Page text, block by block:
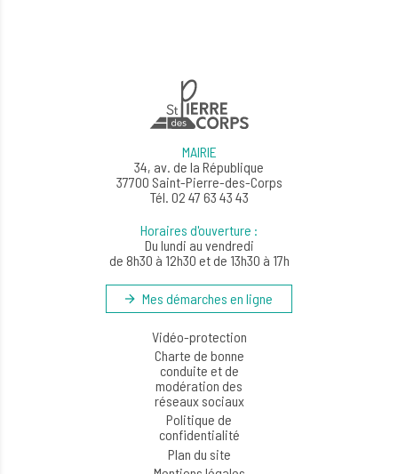
MAIRIE
34, av. de la République
37700 Saint-Pierre-des-Corps
Tél. 02 47 63 43 43
Horaires d'ouverture :
Du lundi au vendredi
de 8h30 à 12h30 et de 13h30 à 17h
Mes démarches en ligne
Vidéo-protection
Charte de bonne
conduite et de
modération des
réseaux sociaux
Politique de
confidentialité
Plan du site